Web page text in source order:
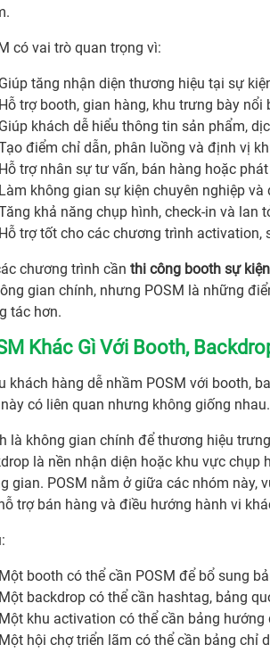
có vai trò quan trọng vì:
Giúp tăng nhận diện thương hiệu tại sự
Hỗ trợ booth, gian hàng, khu trưng bày nổi
Giúp khách dễ hiểu thông tin sản phẩm,
điểm chỉ dẫn, phân luồng và định vị
Hỗ trợ nhân sự tư vấn, bán hàng hoặc
Làm không gian sự kiện chuyên nghiệp và
khả năng chụp hình, check-in và lan
Hỗ trợ tốt cho các chương trình activation,
chương trình cần thi công booth sự kiện
gian chính, nhưng POSM là những
tác hơn.
Khác Gì Với Booth,
khách hàng dễ nhầm POSM với booth,
có liên quan nhưng không giống nhau.
là không gian chính để thương hiệu
là nền nhận diện hoặc khu vực
gian. POSM nằm ở giữa các nhóm này,
trợ bán hàng và điều hướng hành vi
Một booth có thể cần POSM để bổ sung
Một backdrop có thể cần hashtag, bảng
Một khu activation có thể cần bảng
Một hội chợ triển lãm có thể cần bảng chỉ